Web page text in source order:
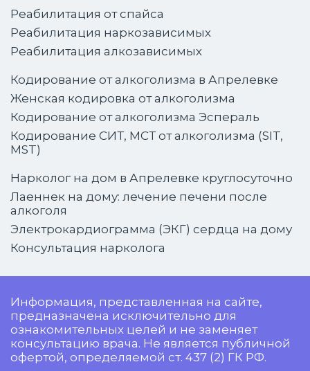
Реабилитация от спайса
Реабилитация наркозависимых
Реабилитация алкозависимых
Кодирование от алкоголизма в Апрелевке
Женская кодировка от алкоголизма
Кодирование от алкоголизма Эспераль
Кодирование СИТ, МСТ от алкоголизма (SIT,
MST)
Нарколог на дом в Апрелевке круглосуточно
Лаеннек на дому: лечение печени после
алкоголя
Электрокардиограмма (ЭКГ) сердца на дому
Консультация нарколога
Информация, представленная на сайте,
предназначена исключительно для
ознакомительных целей и не заменяет
консультацию врача. Не является публичной
офертой, определяемой ст. 437 (2) ГК РФ.